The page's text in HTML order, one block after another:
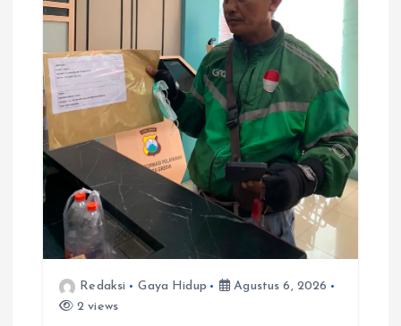
Redaksi Gaya Hidup
Agustus 6, 2026
2 views